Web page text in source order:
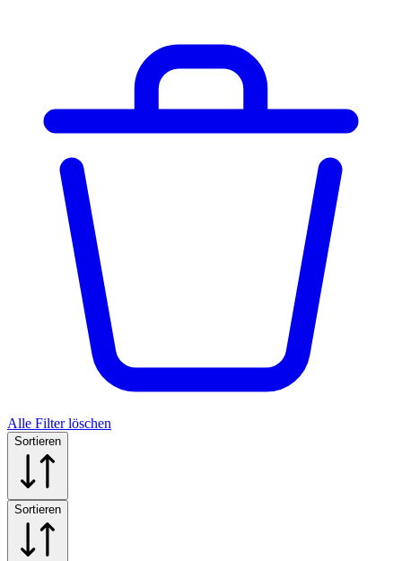
Alle Filter löschen
Sortieren
Sortieren